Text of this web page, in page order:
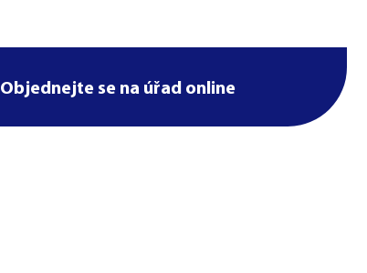
Objednejte se na úřad online